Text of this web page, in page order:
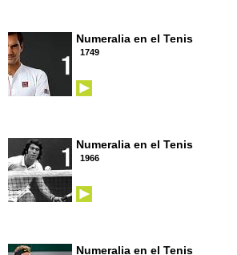
Numeralia en el Tenis
1749
Numeralia en el Tenis
1966
Numeralia en el Tenis